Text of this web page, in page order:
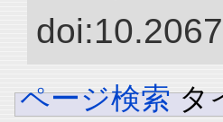
ページ検索 タ